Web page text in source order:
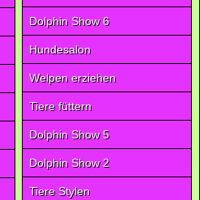
Dolphin Show 6
Hundesalon
Welpen erziehen
Tiere füttern
Dolphin Show 5
Dolphin Show 2
Tiere Stylen